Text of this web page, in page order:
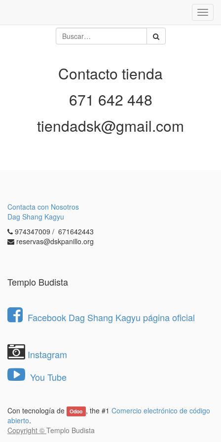
Contacto tienda
671 642 448
tiendadsk@gmail.com
Contacta con Nosotros
Dag Shang Kagyu
974347009 / 671642443
reservas@dskpanillo.org
Templo Budista
Facebook Dag Shang Kagyu página oficial
Instagram
You Tube
Con tecnología de Odoo , the #1 Comercio electrónico de código
abierto.
Copyright © Templo Budista